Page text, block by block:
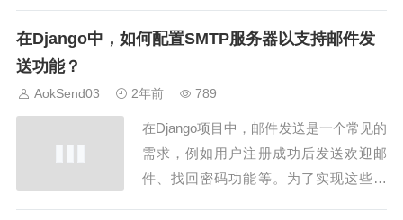
发，并提供了一系列功能来管理和追踪代
码变更的通知...
在Django中，如何配置SMTP服务器以支持邮件发
送功能？
AokSend03 2年前 789
在Django项目中，邮件发送是一个常见的
需求，例如用户注册成功后发送欢迎邮
件、找回密码功能等。为了实现这些功